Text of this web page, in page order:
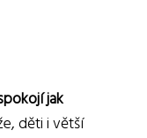
jak
děti i větší